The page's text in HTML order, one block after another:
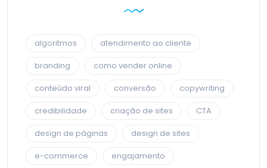
algoritmos
atendimento ao cliente
branding
como vender online
conteúdo viral
conversão
copywriting
credibilidade
criação de sites
CTA
design de páginas
design de sites
e-commerce
engajamento